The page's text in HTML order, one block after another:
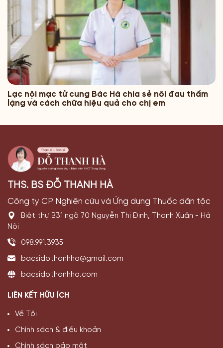
Lạc nội mạc tử cung Bác Hà chia sẻ nỗi đau thầm
lặng và cách chữa hiệu quả cho chị em
THS. BS ĐỖ THANH HÀ
Công ty CP Nghiên cứu và Ứng dụng Thuốc dân tộc
Biệt thự B31 ngõ 70 Nguyễn Thị Định, Thanh Xuân - Hà
Nội
098.991.3935
bacsidothanhha@gmail.com
bacsidothanhha.com
LIÊN KẾT HỮU ÍCH
Về Tôi
Chính sách & điều khoản
Chính sách bảo mật